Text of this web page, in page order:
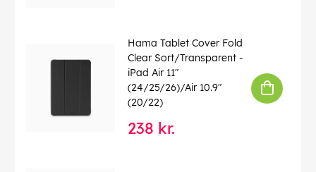
Hama Tablet Cover Fold
Clear Sort/Transparent -
iPad Air 11"
(24/25/26)/Air 10.9"
(20/22)
238 kr.